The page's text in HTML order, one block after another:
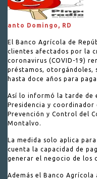
anto Domingo, RD
El Banco Agrícola de
clientes afectados por la
coronavirus (COVID-19)
préstamos, otorgándoles,
hasta doce años para
Así lo informó la tarde de
Presidencia y coordinador
Prevención y Control del
Montalvo.
La medida solo aplica
cuenta la capacidad de
generar el negocio de los
Además el Banco Agrícola